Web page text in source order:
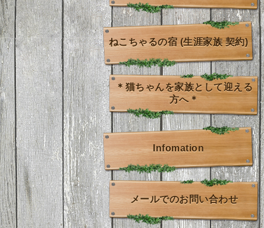
ねこちゃるの宿 (生涯家族 契約)
＊猫ちゃんを家族として迎える
方へ＊
Infomation
メールでのお問い合わせ